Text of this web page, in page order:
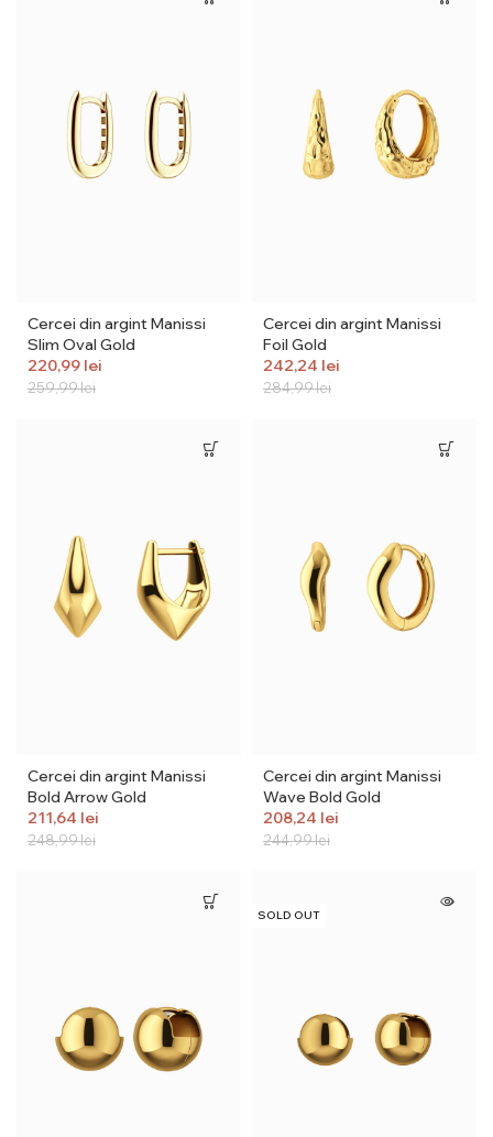
Cercei din argint Manissi
Slim Oval Gold
259,99lei
220,99 lei
Cercei din argint Manissi
Foil Gold
284,99lei
242,24 lei
Cercei din argint Manissi
Bold Arrow Gold
248,99lei
211,64 lei
Cercei din argint Manissi
Wave Bold Gold
244,99lei
208,24 lei
SOLD OUT